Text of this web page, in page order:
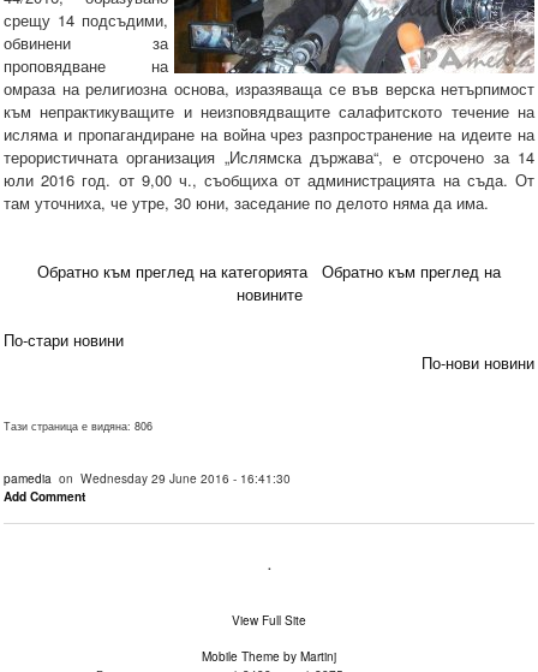
срещу 14 подсъдими,
обвинени за
проповядване на
омраза на религиозна основа, изразяваща се във верска нетърпимост
към непрактикуващите и неизповядващите салафитското течение на
исляма и пропагандиране на война чрез разпространение на идеите на
терористичната организация „Ислямска държава“, е отсрочено за 14
юли 2016 год. от 9,00 ч., съобщиха от администрацията на съда. От
там уточниха, че утре, 30 юни, заседание по делото няма да има.
Обратно към преглед на категорията
Обратно към преглед на
новините
По-стари новини
По-нови новини
Тази страница е видяна: 806
pamedia on Wednesday 29 June 2016 - 16:41:30
Add Comment
.
View Full Site
Mobile Theme by Martinj